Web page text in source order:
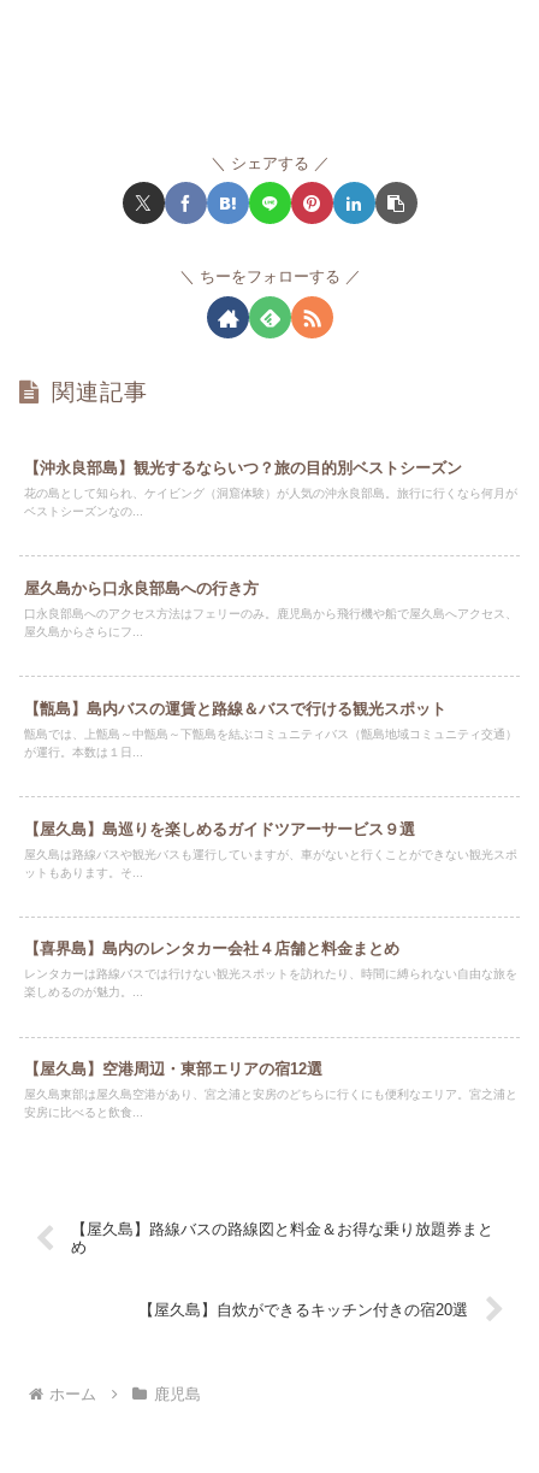
シェアする
ちーをフォローする
関連記事
【沖永良部島】観光するならいつ？旅の目的別ベストシーズン
花の島として知られ、ケイビング（洞窟体験）が人気の沖永良部島。旅行に行くなら何月が
ベストシーズンなの...
屋久島から口永良部島への行き方
口永良部島へのアクセス方法はフェリーのみ。鹿児島から飛行機や船で屋久島へアクセス、
屋久島からさらにフ...
【甑島】島内バスの運賃と路線＆バスで行ける観光スポット
甑島では、上甑島～中甑島～下甑島を結ぶコミュニティバス（甑島地域コミュニティ交通）
が運行。本数は１日...
【屋久島】島巡りを楽しめるガイドツアーサービス９選
屋久島は路線バスや観光バスも運行していますが、車がないと行くことができない観光スポ
ットもあります。そ...
【喜界島】島内のレンタカー会社４店舗と料金まとめ
レンタカーは路線バスでは行けない観光スポットを訪れたり、時間に縛られない自由な旅を
楽しめるのが魅力。...
【屋久島】空港周辺・東部エリアの宿12選
屋久島東部は屋久島空港があり、宮之浦と安房のどちらに行くにも便利なエリア。宮之浦と
安房に比べると飲食...
【屋久島】路線バスの路線図と料金＆お得な乗り放題券まと
め
【屋久島】自炊ができるキッチン付きの宿20選
ホーム 鹿児島